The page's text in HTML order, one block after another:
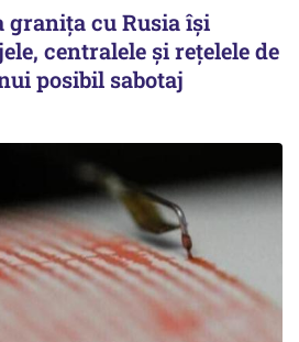
granița cu Rusia își
centralele și rețelele de
posibil sabotaj